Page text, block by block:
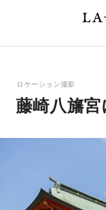
ロケーション撮影
藤崎八旛宮